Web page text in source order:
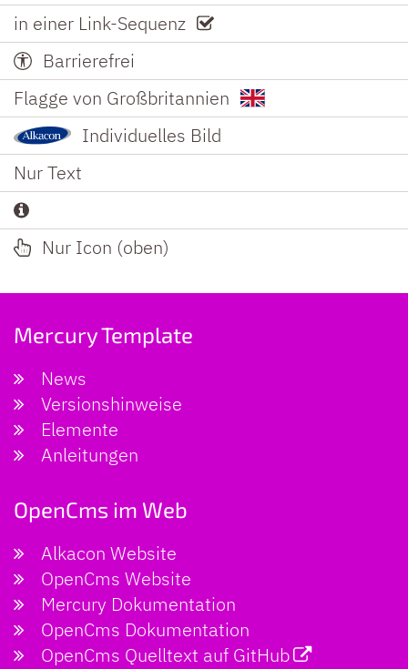
in einer Link-Sequenz
Barrierefrei
Flagge von Großbritannien
Individuelles Bild
Nur Text
Nur Icon (oben)
Mercury Template
News
Versionshinweise
Elemente
Anleitungen
OpenCms im Web
Alkacon Website
OpenCms Website
Mercury Dokumentation
OpenCms Dokumentation
OpenCms Quelltext auf GitHub